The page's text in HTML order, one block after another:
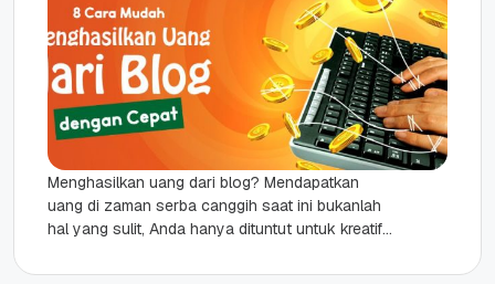
Menghasilkan uang dari blog? Mendapatkan
uang di zaman serba canggih saat ini bukanlah
hal yang sulit, Anda hanya dituntut untuk kreatif